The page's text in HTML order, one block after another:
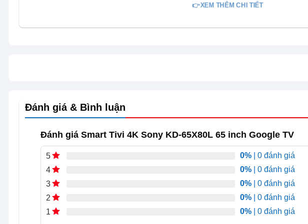
👉XEM THÊM CHI TIẾT
Đánh giá & Bình luận
Đánh giá Smart Tivi 4K Sony KD-65X80L 65 inch Google TV
5 0%| 0 đánh giá
4
0%| 0 đánh giá
3
0%| 0 đánh giá
2
0%| 0 đánh giá
1
0%| 0 đánh giá